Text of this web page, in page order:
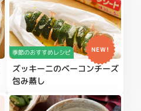
季節のおすすめレシピ NEW!
ズッキーニのベーコンチーズ
包み蒸し